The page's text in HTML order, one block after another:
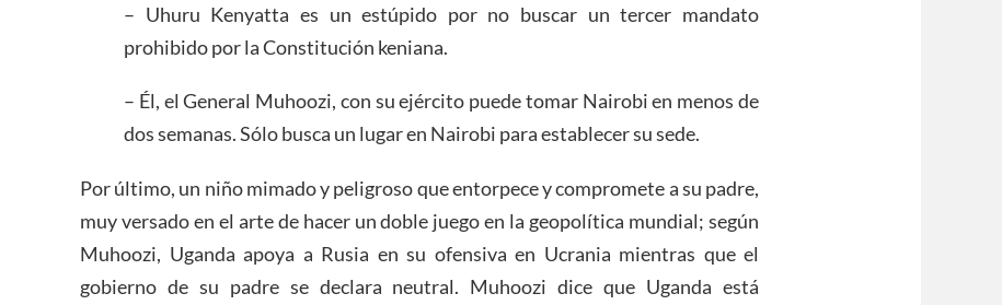
– Uhuru Kenyatta es un estúpido por no buscar un tercer mandato
prohibido por la Constitución keniana.
– Él, el General Muhoozi, con su ejército puede tomar Nairobi en menos de
dos semanas. Sólo busca un lugar en Nairobi para establecer su sede.
Por último, un niño mimado y peligroso que entorpece y compromete a su padre,
muy versado en el arte de hacer un doble juego en la geopolítica mundial; según
Muhoozi, Uganda apoya a Rusia en su ofensiva en Ucrania mientras que el
gobierno de su padre se declara neutral. Muhoozi dice que Uganda está